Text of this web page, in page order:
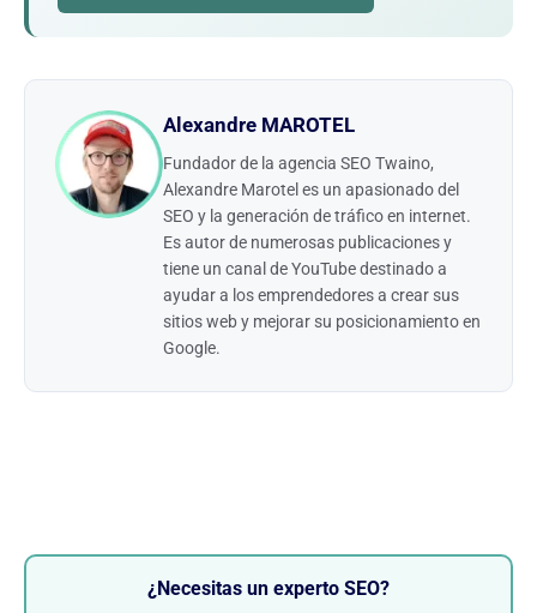
Alexandre MAROTEL
Fundador de la agencia SEO Twaino,
Alexandre Marotel es un apasionado del
SEO y la generación de tráfico en internet.
Es autor de numerosas publicaciones y
tiene un canal de YouTube destinado a
ayudar a los emprendedores a crear sus
sitios web y mejorar su posicionamiento en
Google.
¿Necesitas un experto SEO?